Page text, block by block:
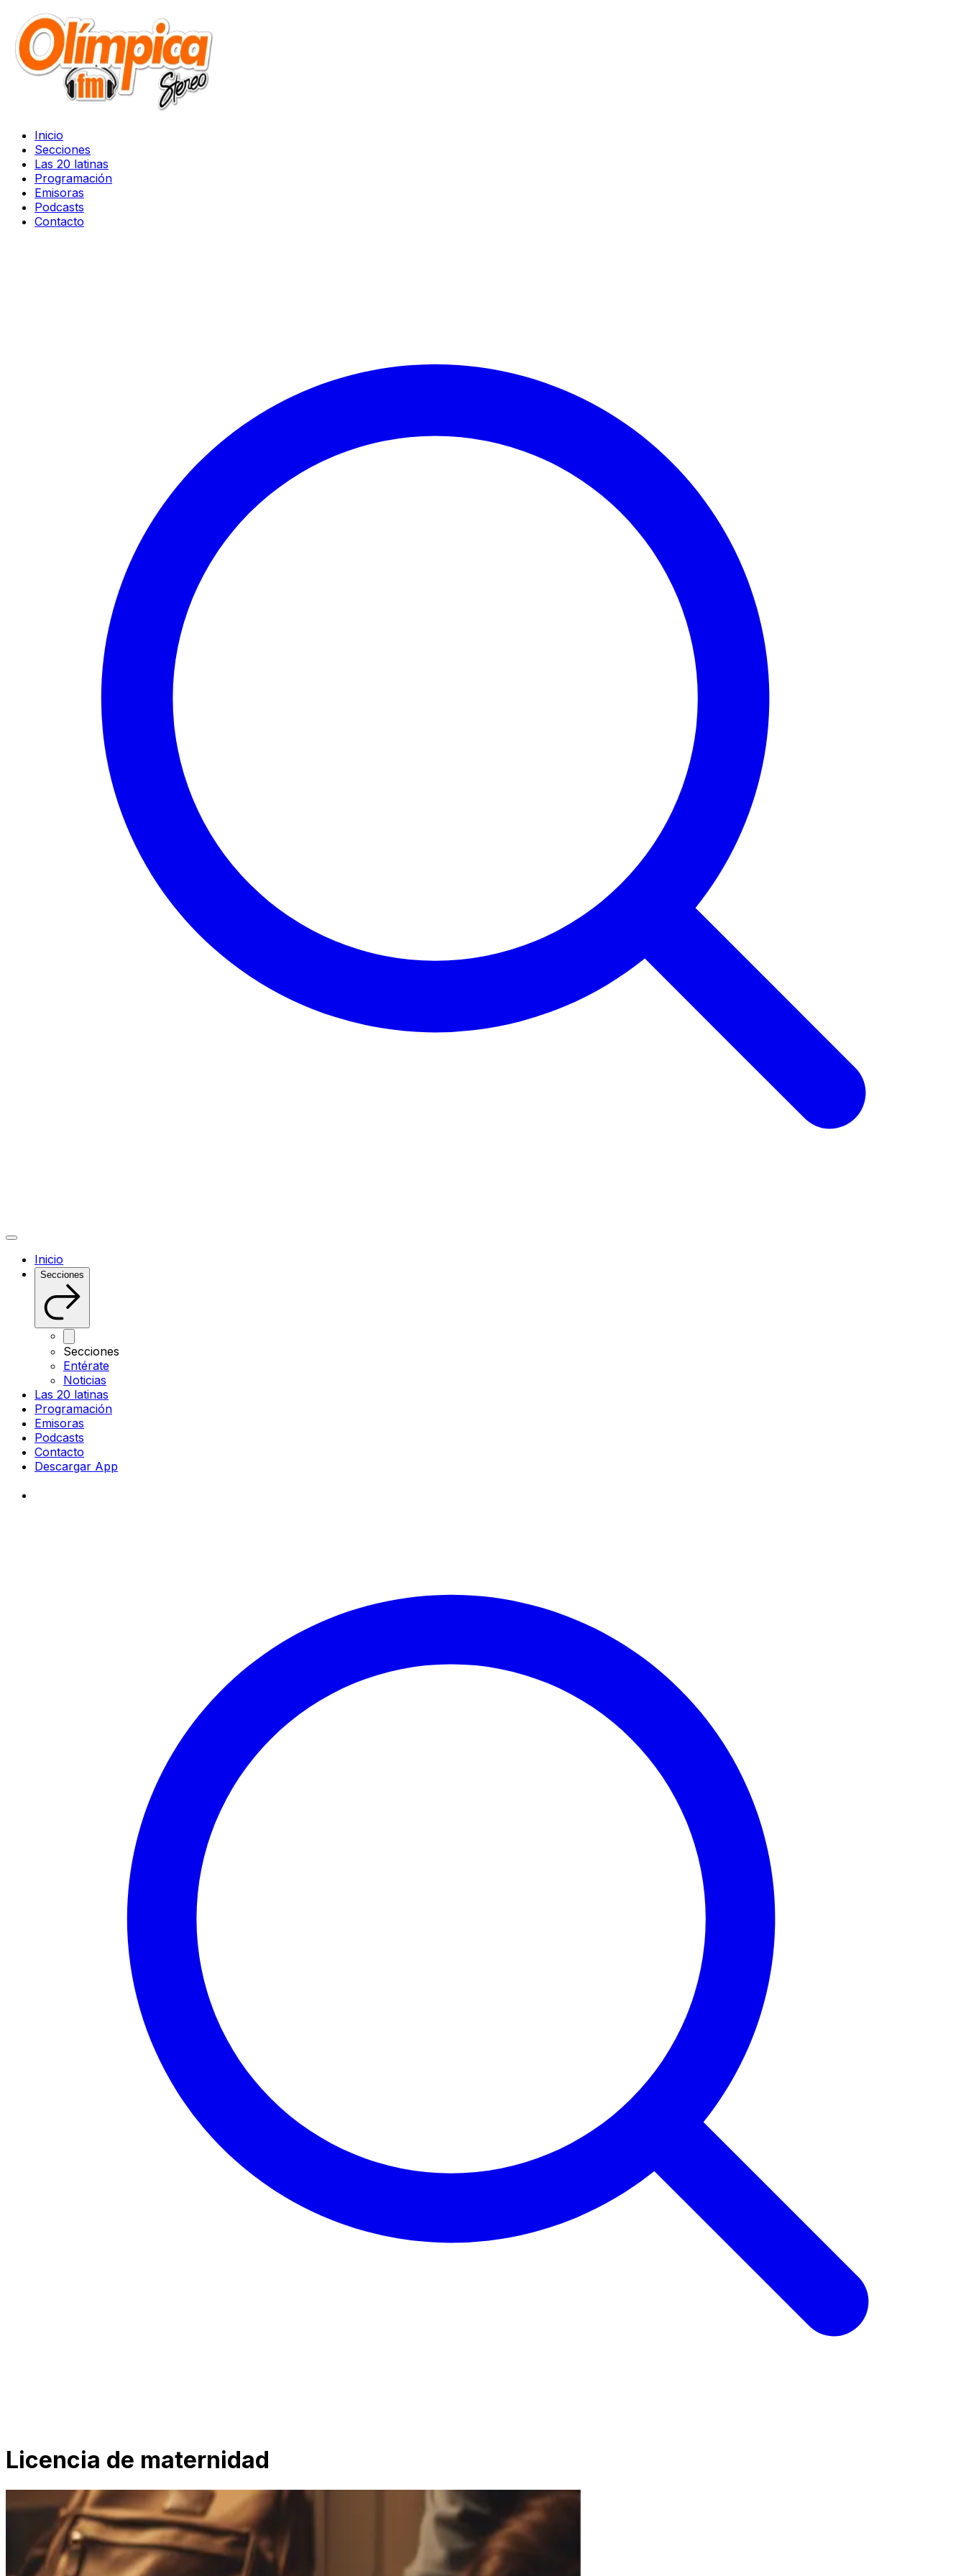
Inicio
Secciones
Las 20 latinas
Programación
Emisoras
Podcasts
Contacto
Inicio
Secciones
Secciones
Entérate
Noticias
Las 20 latinas
Programación
Emisoras
Podcasts
Contacto
Descargar App
Licencia de maternidad